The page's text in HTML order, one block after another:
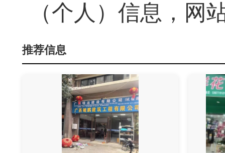
（个人）信息，网
推荐信息